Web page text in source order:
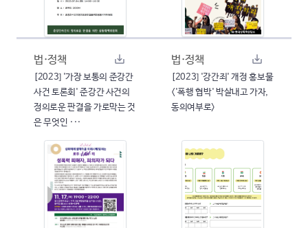
법·정책
[2023] '가장 보통의 준강간
사건 토론회' 준강간 사건의
정의로운 판결을 가로막는 것
은 무엇인 ···
법·정책
[2023] '강간죄' 개정 홍보물
<'폭행 협박' 박살내고 가자,
동의여부로>